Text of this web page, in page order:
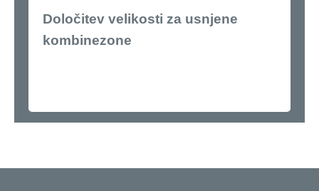
Določitev velikosti za usnjene
kombinezone